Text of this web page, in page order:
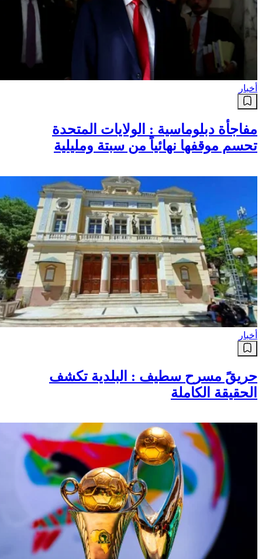
أخبار
مفاجأة دبلوماسية : الولايات المتحدة
تحسم موقفها نهائياً من سبتة ومليلية
أخبار
حريقً مسرح سطيف : البلدية تكشف
الحقيقة الكاملة